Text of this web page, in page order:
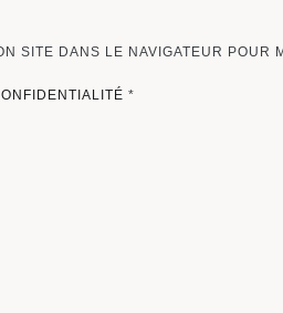
SITE DANS LE NAVIGATEUR POUR
*